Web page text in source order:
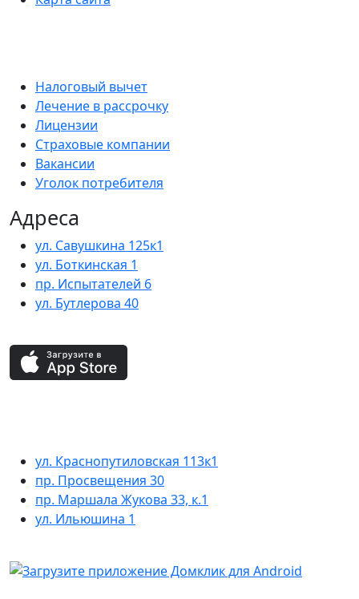
Налоговый вычет
Лечение в рассрочку
Лицензии
Страховые компании
Вакансии
Уголок потребителя
Адреса
ул. Савушкина 125к1
ул. Боткинская 1
пр. Испытателей 6
ул. Бутлерова 40
ул. Краснопутиловская 113к1
пр. Просвещения 30
пр. Маршала Жукова 33, к.1
ул. Ильюшина 1